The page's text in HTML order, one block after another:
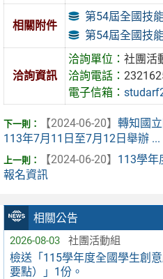
相關公告
2026-08-03 社團活動組
檢送「115學年度全國學生創
要點）」1份。
相關附件
第54屆全國技
第54屆全國技
洽詢資訊
洽詢單位：社團活
洽詢電話：
電子信箱：
【2024-06-20】 轉知國
113年7月11日至7月12日舉辦 ...
【2024-06-20】 113學年
報名資訊